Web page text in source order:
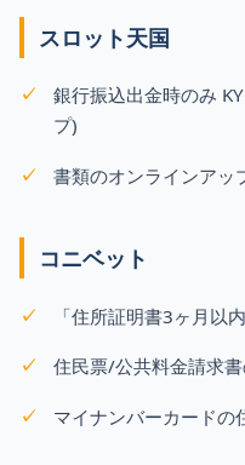
スロット天国
銀行振込出金時のみ
プ)
書類のオンラインアッ
コニベット
「住所証明書3ヶ月以
住民票/公共料金請求
マイナンバーカードの